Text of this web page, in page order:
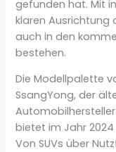
gefunden hat. Mit
klaren Ausrichtung
auch in den
bestehen.
Die Modellpalette
SsangYong, der
bietet im Jahr
Von SUVs über